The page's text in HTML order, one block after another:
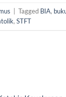
Tagged BIA,
, STFT